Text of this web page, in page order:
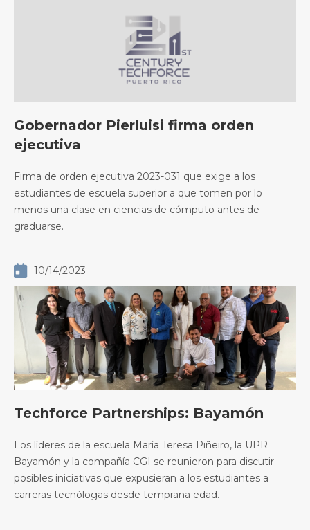
Gobernador Pierluisi firma orden
ejecutiva
Firma de orden ejecutiva 2023-031 que exige a los
estudiantes de escuela superior a que tomen por lo
menos una clase en ciencias de cómputo antes de
graduarse.
 10/14/2023
Techforce Partnerships: Bayamón
Los líderes de la escuela María Teresa Piñeiro, la UPR
Bayamón y la compañía CGI se reunieron para discutir
posibles iniciativas que expusieran a los estudiantes a
carreras tecnólogas desde temprana edad.